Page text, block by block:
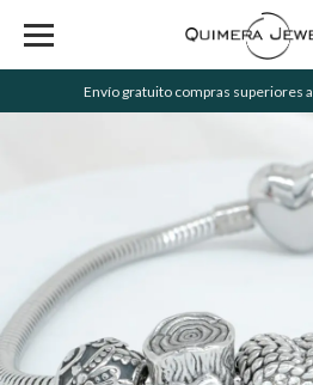
Envío gratuito compras superiores a